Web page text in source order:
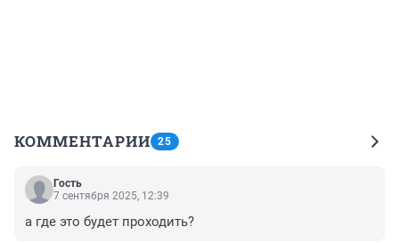
КОММЕНТАРИИ 25
Гость
7 сентября 2025, 12:39
а где это будет проходить?